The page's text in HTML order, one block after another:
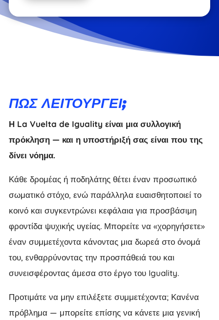
ΠΏΣ ΛΕΙΤΟΥΡΓΕΊ;
Η La Vuelta de Iguality είναι μια συλλογική
πρόκληση — και η υποστήριξή σας είναι που της
δίνει νόημα.
Κάθε δρομέας ή ποδηλάτης θέτει έναν προσωπικό
σωματικό στόχο, ενώ παράλληλα ευαισθητοποιεί το
κοινό και συγκεντρώνει κεφάλαια για προσβάσιμη
φροντίδα ψυχικής υγείας. Μπορείτε να «χορηγήσετε»
έναν συμμετέχοντα κάνοντας μια δωρεά στο όνομά
του, ενθαρρύνοντας την προσπάθειά του και
συνεισφέροντας άμεσα στο έργο του Iguality.
Προτιμάτε να μην επιλέξετε συμμετέχοντα; Κανένα
πρόβλημα — μπορείτε επίσης να κάνετε μια γενική